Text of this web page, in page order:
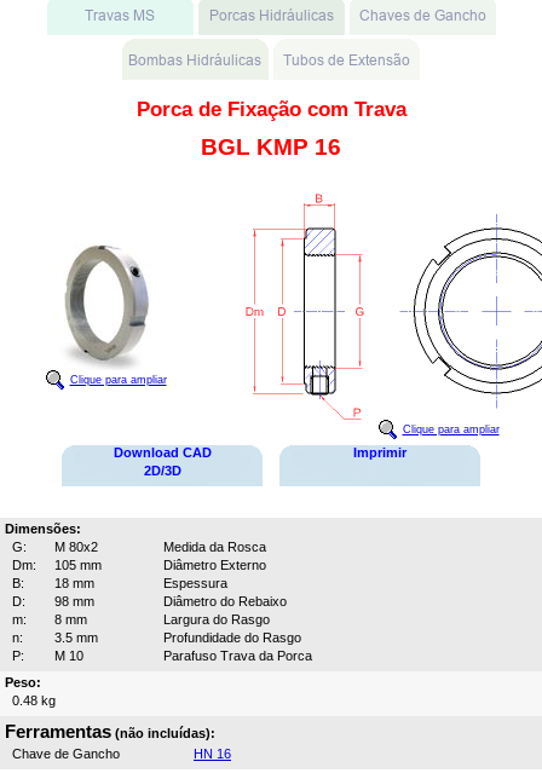
Porca de Fixação com Trava
BGL KMP 16
Clique para ampliar
Clique para ampliar
Download CAD
2D/3D
Imprimir
Dimensões:
G:
M 80x2
Medida da Rosca
Dm:
105 mm
Diâmetro Externo
B:
18 mm
Espessura
D:
98 mm
Diâmetro do Rebaixo
m:
8 mm
Largura do Rasgo
n:
3.5 mm
Profundidade do Rasgo
P:
M 10
Parafuso Trava da Porca
Peso:
0.48 kg
Ferramentas (não incluídas):
Chave de Gancho
HN 16